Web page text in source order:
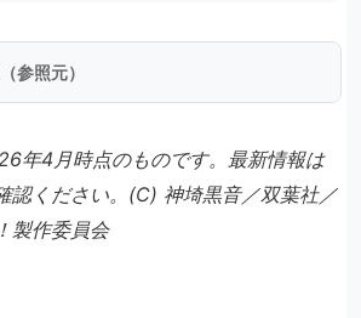
参照元）
年4月時点のものです。最新情報は
認ください。(C) 神埼黒音／双葉社／
製作委員会